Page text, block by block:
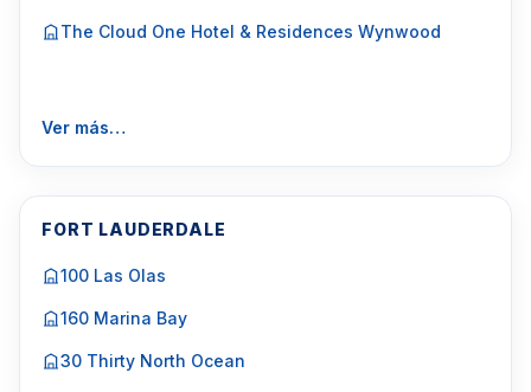
The Cloud One Hotel & Residences Wynwood
Ver más…
FORT LAUDERDALE
100 Las Olas
160 Marina Bay
30 Thirty North Ocean